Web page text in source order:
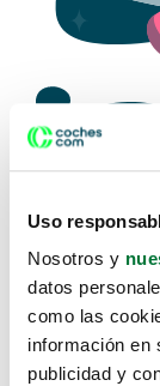
Uso
Nosotros y
datos
como las
información en
publicidad y
Lo
hemos